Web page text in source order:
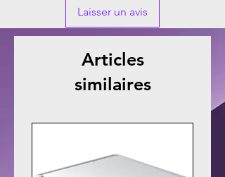
Laisser un avis
Articles
similaires